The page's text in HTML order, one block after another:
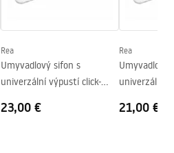
135
Nie
Rea
Umyvadlový sifon s
univerzální výpustí click-
23,00 €
Rea
Umyvadlový
univerzální
21,00 €